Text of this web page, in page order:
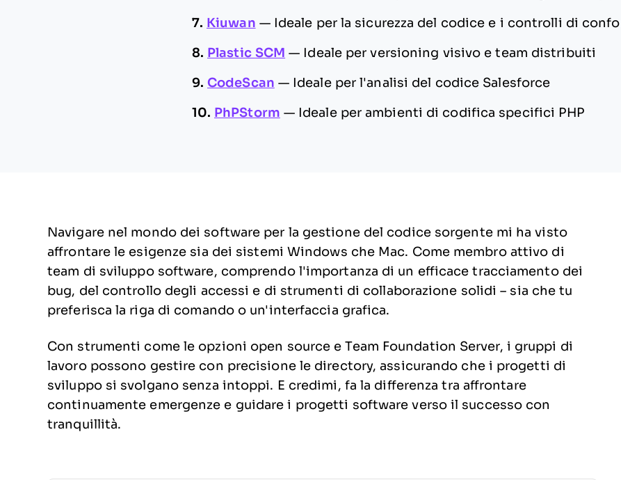
7. Kiuwan — Ideale per la sicurezza del codice e i controlli di
8. Plastic SCM — Ideale per versioning visivo e team distribuiti
9. CodeScan — Ideale per l'analisi del codice Salesforce
10. PhPStorm — Ideale per ambienti di codifica specifici PHP
Navigare nel mondo dei software per la gestione del codice sorgente mi ha visto
affrontare le esigenze sia dei sistemi Windows che Mac. Come membro attivo di
team di sviluppo software, comprendo l'importanza di un efficace tracciamento dei
bug, del controllo degli accessi e di strumenti di collaborazione solidi – sia che tu
preferisca la riga di comando o un'interfaccia grafica.
Con strumenti come le opzioni open source e Team Foundation Server, i gruppi di
lavoro possono gestire con precisione le directory, assicurando che i progetti di
sviluppo si svolgano senza intoppi. E credimi, fa la differenza tra affrontare
continuamente emergenze e guidare i progetti software verso il successo con
tranquillità.